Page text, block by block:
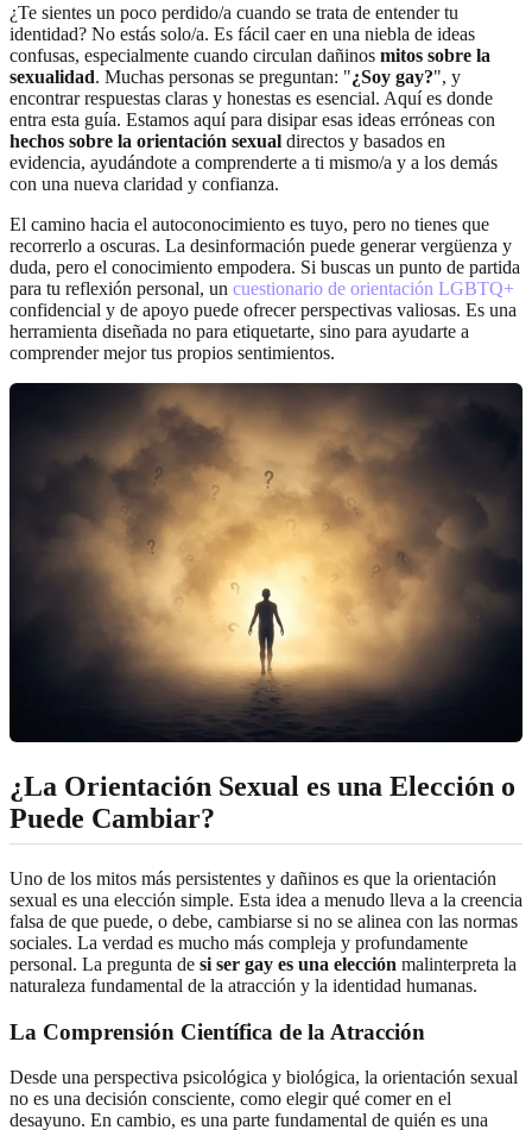
¿Te sientes un poco perdido/a cuando se trata de entender tu
identidad? No estás solo/a. Es fácil caer en una niebla de ideas
confusas, especialmente cuando circulan dañinos mitos sobre la
sexualidad. Muchas personas se preguntan: "¿Soy gay?", y
encontrar respuestas claras y honestas es esencial. Aquí es donde
entra esta guía. Estamos aquí para disipar esas ideas erróneas con
hechos sobre la orientación sexual directos y basados en
evidencia, ayudándote a comprenderte a ti mismo/a y a los demás
con una nueva claridad y confianza.
El camino hacia el autoconocimiento es tuyo, pero no tienes que
recorrerlo a oscuras. La desinformación puede generar vergüenza y
duda, pero el conocimiento empodera. Si buscas un punto de partida
para tu reflexión personal, un cuestionario de orientación LGBTQ+
confidencial y de apoyo puede ofrecer perspectivas valiosas. Es una
herramienta diseñada no para etiquetarte, sino para ayudarte a
comprender mejor tus propios sentimientos.
¿La Orientación Sexual es una Elección o
Puede Cambiar?
Uno de los mitos más persistentes y dañinos es que la orientación
sexual es una elección simple. Esta idea a menudo lleva a la creencia
falsa de que puede, o debe, cambiarse si no se alinea con las normas
sociales. La verdad es mucho más compleja y profundamente
personal. La pregunta de si ser gay es una elección malinterpreta la
naturaleza fundamental de la atracción y la identidad humanas.
La Comprensión Científica de la Atracción
Desde una perspectiva psicológica y biológica, la orientación sexual
no es una decisión consciente, como elegir qué comer en el
desayuno. En cambio, es una parte fundamental de quién es una